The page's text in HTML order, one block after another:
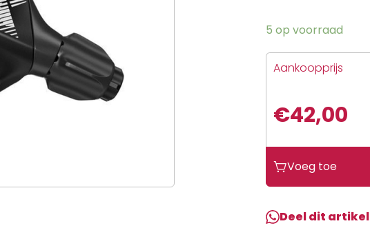
5 op voorraad
Aankoopprijs
€42,00
Voeg toe
Deel dit artikel